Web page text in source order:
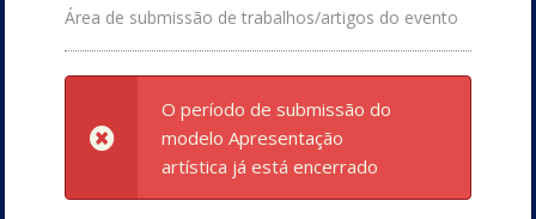
Área de submissão de trabalhos/artigos do evento
O período de submissão do
modelo Apresentação
artística já está encerrado